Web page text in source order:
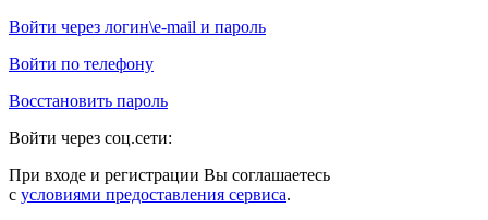
Войти через логин\e-mail и пароль
Войти по телефону
Восстановить пароль
Войти через соц.сети:
При входе и регистрации Вы соглашаетесь
с условиями предоставления сервиса.